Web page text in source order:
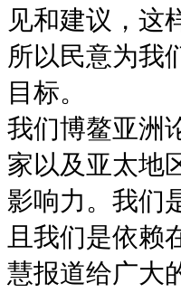
见和建议，这
所以民意为我
目标。
我们博鳌亚洲
家以及亚太地
影响力。我们
且我们是依赖
慧报道给广大